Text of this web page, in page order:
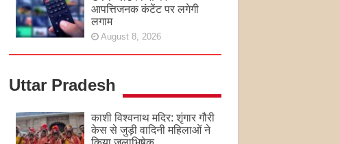
आपत्तिजनक कंटेंट पर लगेगी
लगाम
August 8, 2026
Uttar Pradesh
काशी विश्वनाथ मदिर: शृंगार गौरी
केस से जुड़ी वादिनी महिलाओं ने